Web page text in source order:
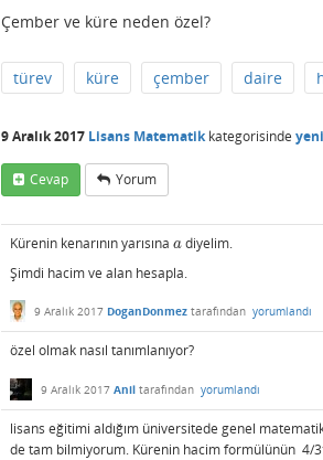
Çember ve küre neden özel?
türev küre çember daire
9 Aralık 2017 Lisans Matematikkategorisinde
Cevap Yorum
Kürenin kenarının yarısına a
a diyelim.
Şimdi hacim ve alan hesapla.
9 Aralık 2017 DoganDonmez tarafından yorumlandı
özel olmak nasıl tanımlanıyor?
9 Aralık 2017 Anil tarafından yorumlandı
lisans eğitimi aldığım üniversitede genel
de tam bilmiyorum. Kürenin hacim formülünün 4/3